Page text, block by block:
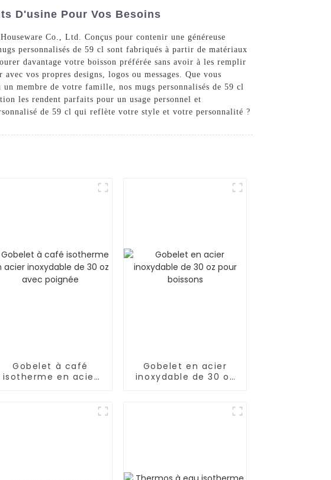
D'usine Pour Vos Besoins
Co., Ltd. Conçus pour contenir une généreuse
personnalisés de 59 cl sont fabriqués à partir de matériaux
davantage votre boisson préférée sans avoir à les remplir
vos propres designs, logos ou messages. Que vous
membre de votre famille, nos mugs personnalisés de 59 cl
les rendent parfaits pour un usage personnel et
de 59 cl qui reflète votre style et votre personnalité ?
Gobelet à café
isotherme en acier
Gobelet en acier
inoxydable de 30 oz